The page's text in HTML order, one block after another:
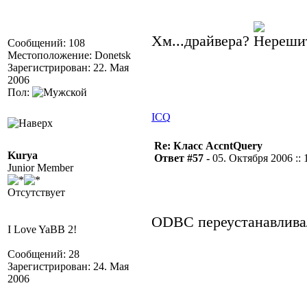
Сообщений: 108
Местоположение: Donetsk
Зарегистрирован: 22. Мая
2006
Пол:
Хм...драйвера?
ICQ
Kurya
Junior Member
Отсутствует
I Love YaBB 2!
Сообщений: 28
Зарегистрирован: 24. Мая
2006
Re: Класс AccntQuery
Ответ #57 - 05. Октября 2006 ::
ODBC